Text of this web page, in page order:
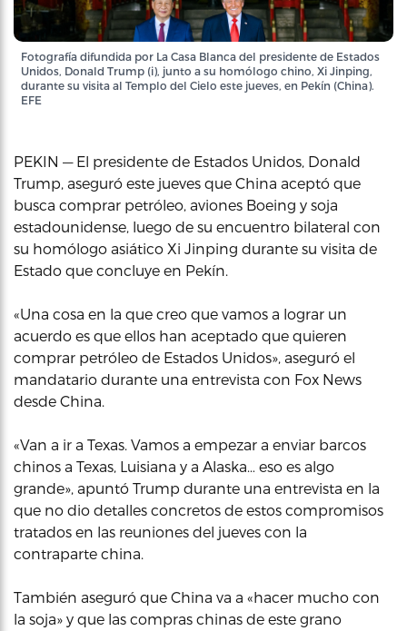
Fotografía difundida por La Casa Blanca del presidente de Estados
Unidos, Donald Trump (i), junto a su homólogo chino, Xi Jinping,
durante su visita al Templo del Cielo este jueves, en Pekín (China).
EFE
PEKIN — El presidente de Estados Unidos, Donald
Trump, aseguró este jueves que China aceptó que
busca comprar petróleo, aviones Boeing y soja
estadounidense, luego de su encuentro bilateral con
su homólogo asiático Xi Jinping durante su visita de
Estado que concluye en Pekín.
«Una cosa en la que creo que vamos a lograr un
acuerdo es que ellos han aceptado que quieren
comprar petróleo de Estados Unidos», aseguró el
mandatario durante una entrevista con Fox News
desde China.
«Van a ir a Texas. Vamos a empezar a enviar barcos
chinos a Texas, Luisiana y a Alaska… eso es algo
grande», apuntó Trump durante una entrevista en la
que no dio detalles concretos de estos compromisos
tratados en las reuniones del jueves con la
contraparte china.
También aseguró que China va a «hacer mucho con
la soja» y que las compras chinas de este grano